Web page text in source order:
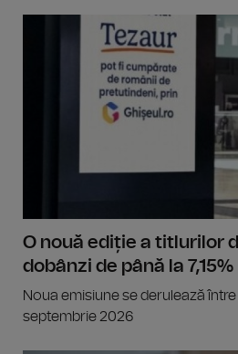
O nouă ediție a titlurilor
dobânzi de până la 7,15%
Noua emisiune se derulează
septembrie 2026